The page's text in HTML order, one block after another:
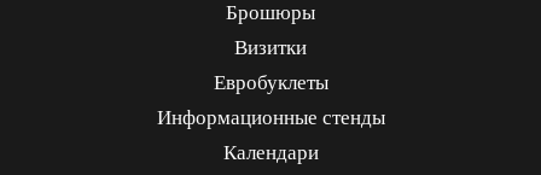
Брошюры
Визитки
Евробуклеты
Информационные стенды
Календари